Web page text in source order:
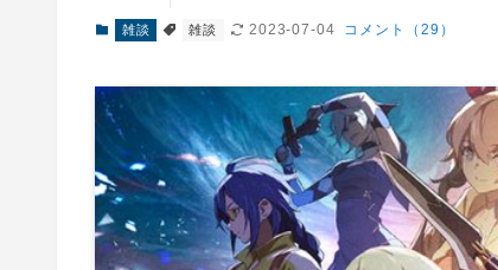
雑談 雑談 2023-07-04 コメント（29）